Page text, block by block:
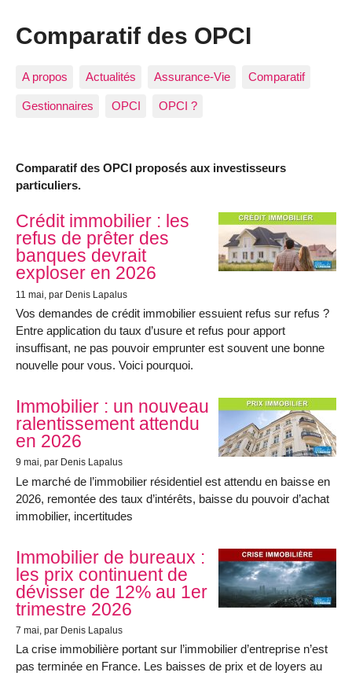
Comparatif des OPCI
A propos Actualités Assurance-Vie Comparatif
Gestionnaires OPCI OPCI ?
Comparatif des OPCI proposés aux investisseurs
particuliers.
Articles les plus récents
Crédit immobilier : les
refus de prêter des
banques devrait
exploser en 2026
11 mai , par Denis Lapalus
Vos demandes de crédit immobilier essuient refus sur refus ?
Entre application du taux d’usure et refus pour apport
insuffisant, ne pas pouvoir emprunter est souvent une bonne
nouvelle pour vous. Voici pourquoi.
Immobilier : un nouveau
ralentissement attendu
en 2026
9 mai, par Denis Lapalus
Le marché de l’immobilier résidentiel est attendu en baisse en
2026, remontée des taux d’intérêts, baisse du pouvoir d’achat
immobilier, incertitudes
Immobilier de bureaux :
les prix continuent de
dévisser de 12% au 1er
trimestre 2026
7 mai, par Denis Lapalus
La crise immobilière portant sur l’immobilier d’entreprise n’est
pas terminée en France. Les baisses de prix et de loyers au